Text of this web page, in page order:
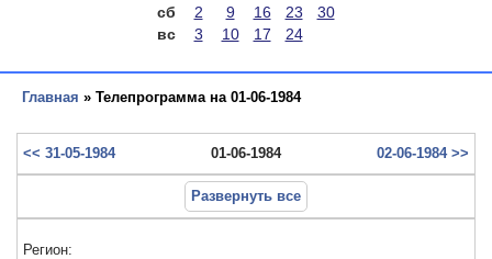
сб
2 9 16 23
30
вс
3 10 17 24
Главная » Телепрограмма на 01-06-1984
<< 31-05-1984 01-06-1984 02-06-1984 >>
Развернуть все
Регион: